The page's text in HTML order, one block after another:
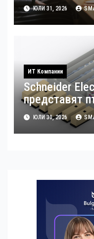
хибридна
ЮЛИ 31, 2026
ИТ Компании
Schneider
представят
дизайн на
ускорено
за ИИ
ЮЛИ 30, 2026